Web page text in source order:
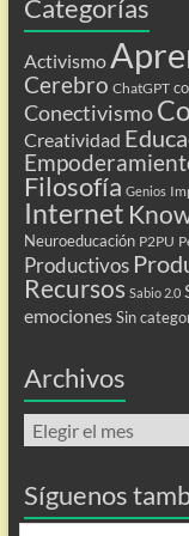
Categorías
Activismo
Cerebro ChatGPT
Conectivismo
Creatividad
Filosofía Genios
Internet
Neuroeducación P2PU
Productivos
Recursos Sabio 2.0
emociones Sin
Archivos
Archivos
Síguenos